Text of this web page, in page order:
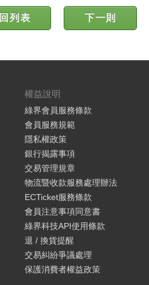
回列表 下一則
權益說明
綠界會員服務條款
會員服務規範
隱私權政策
銀行揭露事項
交易管理規章
物流暨收款服務處理辦法
ECTicket服務條款
會員注意事項同意書
綠界科技API使用條款
退 / 換貨提醒
交易糾紛爭議處理
保護消費者權益政策